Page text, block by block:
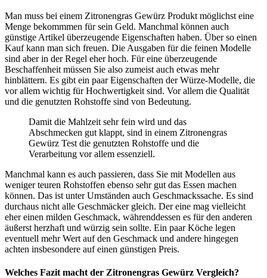
Man muss bei einem Zitronengras Gewürz Produkt möglichst eine
Menge bekommmen für sein Geld. Manchmal können auch
günstige Artikel überzeugende Eigenschaften haben. Über so einen
Kauf kann man sich freuen. Die Ausgaben für die feinen Modelle
sind aber in der Regel eher hoch. Für eine überzeugende
Beschaffenheit müssen Sie also zumeist auch etwas mehr
hinblättern. Es gibt ein paar Eigenschaften der Würze-Modelle, die
vor allem wichtig für Hochwertigkeit sind. Vor allem die Qualität
und die genutzten Rohstoffe sind von Bedeutung.
Damit die Mahlzeit sehr fein wird und das
Abschmecken gut klappt, sind in einem Zitronengras
Gewürz Test die genutzten Rohstoffe und die
Verarbeitung vor allem essenziell.
Manchmal kann es auch passieren, dass Sie mit Modellen aus
weniger teuren Rohstoffen ebenso sehr gut das Essen machen
können. Das ist unter Umständen auch Geschmackssache. Es sind
durchaus nicht alle Geschmäcker gleich. Der eine mag vielleicht
eher einen milden Geschmack, währenddessen es für den anderen
äußerst herzhaft und würzig sein sollte. Ein paar Köche legen
eventuell mehr Wert auf den Geschmack und andere hingegen
achten insbesondere auf einen günstigen Preis.
Welches Fazit macht der Zitronengras Gewürz Vergleich?